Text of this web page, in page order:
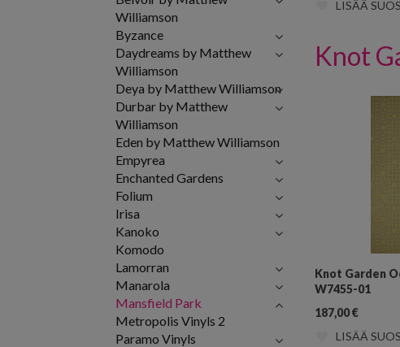
LISÄÄ
Knot
Knot Garden
W7455-01
187,00€
LISÄÄ
Williamson
Byzance
Daydreams by Matthew
Williamson
Deya by Matthew Williamson
Durbar by Matthew
Williamson
Eden by Matthew Williamson
Empyrea
Enchanted Gardens
Folium
Irisa
Kanoko
Komodo
Lamorran
Manarola
Mansfield Park
Metropolis Vinyls 2
Paramo Vinyls